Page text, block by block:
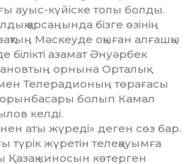
ауыс-күйіске толы болды.
қарсаңында біз­ге өзінің
Мәскеуде оқыған ал­ғаш­қы
білік­ті азамат Әнуәрбек
орнына Орталық
Телера­дио­ның төрағасы
болып Камал
келді.
аты жү­реді» деген сөз бар.
түрік жүретін те­леқауымға
Қазақ киносын көтерген